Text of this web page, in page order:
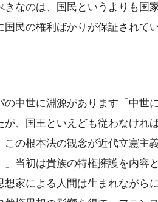
きなのは、国民というよりも国
民の権利ばかりが保証されて
中世に淵源があります「中世
、国王といえども従わなけれ
の根本法の観念が近代立憲主
当初は貴族の特権擁護を内容
家による人間は生まれながら